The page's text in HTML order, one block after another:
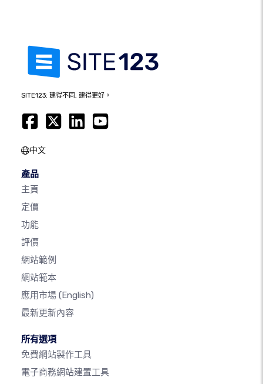
SITE123: 建得不同, 建得更好。
中文
產品
主頁
定價
功能
評價
網站範例
網站範本
應用市場 (English)
最新更新內容
所有選項
免費網站製作工具
電子商務網站建置工具